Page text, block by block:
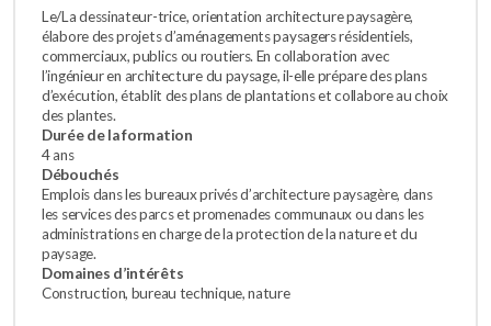
Le/La dessinateur-trice, orientation architecture paysagère,
élabore des projets d’aménagements paysagers résidentiels,
commerciaux, publics ou routiers. En collaboration avec
l’ingénieur en architecture du paysage, il-elle prépare des plans
d’exécution, établit des plans de plantations et collabore au choix
des plantes.
Durée de la formation
4 ans
Débouchés
Emplois dans les bureaux privés d’architecture paysagère, dans
les services des parcs et promenades communaux ou dans les
administrations en charge de la protection de la nature et du
paysage.
Domaines d’intérêts
Construction, bureau technique, nature